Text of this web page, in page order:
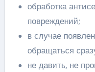
обработка
повреждений;
в случае
обращаться
не давить, не